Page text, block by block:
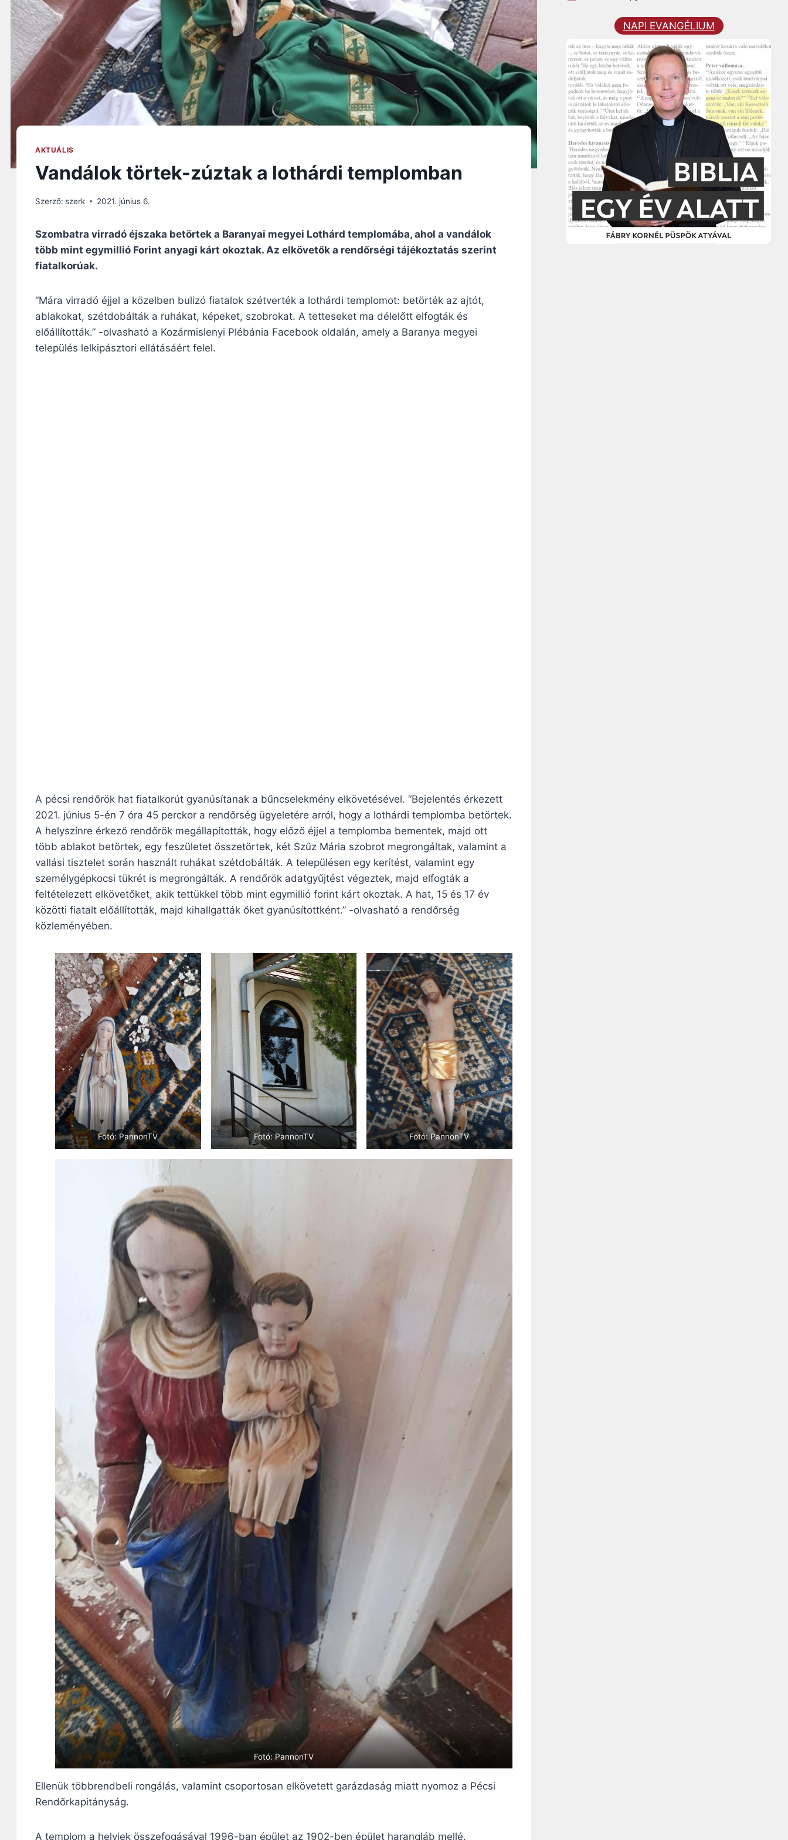
AKTUÁLIS
Vandálok törtek-zúztak a lothárdi templomban
Szerző: szerk 2021. június 6.
Szombatra virradó éjszaka betörtek a Baranyai megyei Lothárd templomába, ahol a vandálok
több mint egymillió Forint anyagi kárt okoztak. Az elkövetők a rendőrségi tájékoztatás szerint
fiatalkorúak.
“Mára virradó éjjel a közelben bulizó fiatalok szétverték a lothárdi templomot: betörték az ajtót,
ablakokat, szétdobálták a ruhákat, képeket, szobrokat. A tetteseket ma délelőtt elfogták és
előállították.” -olvasható a Kozármislenyi Plébánia Facebook oldalán, amely a Baranya megyei
település lelkipásztori ellátásáért felel.
A pécsi rendőrök hat fiatalkorút gyanúsítanak a bűncselekmény elkövetésével. “Bejelentés érkezett
2021. június 5-én 7 óra 45 perckor a rendőrség ügyeletére arról, hogy a lothárdi templomba betörtek.
A helyszínre érkező rendőrök megállapították, hogy előző éjjel a templomba bementek, majd ott
több ablakot betörtek, egy feszületet összetörtek, két Szűz Mária szobrot megrongáltak, valamint a
vallási tisztelet során használt ruhákat szétdobálták. A településen egy kerítést, valamint egy
személygépkocsi tükrét is megrongálták. A rendőrök adatgyűjtést végeztek, majd elfogták a
feltételezett elkövetőket, akik tettükkel több mint egymillió forint kárt okoztak. A hat, 15 és 17 év
közötti fiatalt előállították, majd kihallgatták őket gyanúsítottként.” -olvasható a rendőrség
közleményében.
Fotó: PannonTV Fotó: PannonTV Fotó: PannonTV
Fotó: PannonTV
Ellenük többrendbeli rongálás, valamint csoportosan elkövetett garázdaság miatt nyomoz a Pécsi
Rendőrkapitányság.
A templom a helyiek összefogásával 1996-ban épület az 1902-ben épület harangláb mellé.
NAPI EVANGÉLIUM